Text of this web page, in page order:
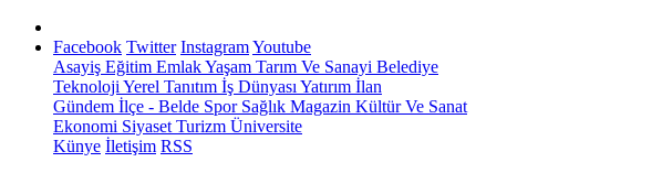
Facebook Twitter InstagramYoutube
Asayiş Eğitim EmlakYaşam Tarım Ve Sanayi Belediye
Teknoloji Yerel Tanıtım İş Dünyası Yatırım İlan
Gündem İlçe - Belde SporSağlık Magazin Kültür Ve Sanat
Ekonomi Siyaset Turizm Üniversite
Künye İletişim RSS